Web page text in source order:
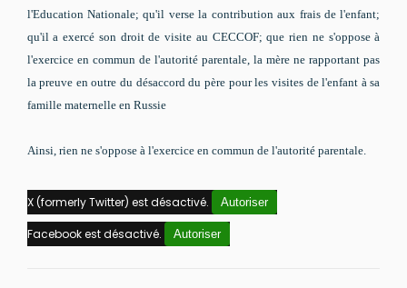
l'Education Nationale; qu'il verse la contribution aux frais de l'enfant;
qu'il a exercé son droit de visite au CECCOF; que rien ne s'oppose à
l'exercice en commun de l'autorité parentale, la mère ne rapportant pas
la preuve en outre du désaccord du père pour les visites de l'enfant à sa
famille maternelle en Russie
Ainsi, rien ne s'oppose à l'exercice en commun de l'autorité parentale.
X (formerly Twitter) est désactivé. Autoriser
Facebook est désactivé. Autoriser